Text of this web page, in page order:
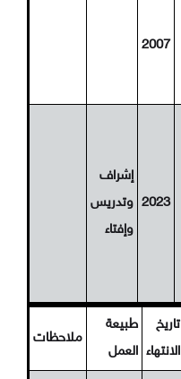
2007
2023
إشراف
وتدريس
وإفتاء
تاريخ
الانتهاء
طبيعة
العمل
ملاحظات